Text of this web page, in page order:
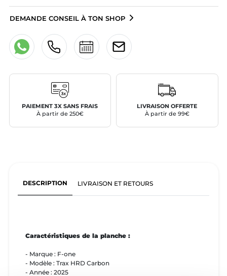
DEMANDE CONSEIL À TON SHOP
PAIEMENT 3X SANS FRAIS
À partir de 250€
LIVRAISON OFFERTE
À partir de 99€
DESCRIPTION LIVRAISON ET RETOURS
Caractéristiques de la planche :
- Marque : F-one
- Modèle : Trax HRD Carbon
- Année : 2025